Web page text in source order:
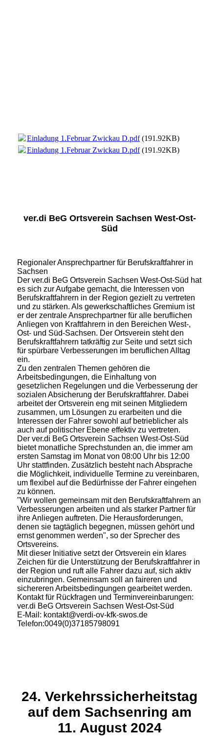
Einladung 1.Februar Zwickau D.pdf(191.92KB)
Einladung 1.Februar Zwickau D.pdf(191.92KB)
ver.di BeG Ortsverein Sachsen West-Ost-
Süd
Regionaler Ansprechpartner für Berufskraftfahrer in
Sachsen
Der ver.di BeG Ortsverein Sachsen West-Ost-Süd hat
es sich zur Aufgabe gemacht, die Interessen von
Berufskraftfahrern in der Region gezielt zu vertreten
und zu stärken. Als gewerkschaftliches Gremium ist
er der zentrale Ansprechpartner für alle beruflichen
Anliegen von Kraftfahrern in den Bereichen West-,
Ost- und Süd-Sachsen. Der Ortsverein steht den
Berufskraftfahrern tatkräftig zur Seite und setzt sich
für spürbare Verbesserungen im beruflichen Alltag
ein.
Zu den zentralen Themen gehören die
Arbeitsbedingungen, die Einhaltung von
gesetzlichen Regelungen und die Verbesserung der
sozialen Absicherung der Berufskraftfahrer. Dabei
arbeitet der Ortsverein eng mit seinen Mitgliedern
zusammen, um Lösungen zu erarbeiten und die
Interessen der Fahrer sowohl auf betrieblicher als
auch auf politischer Ebene effektiv zu vertreten.
Der ver.di BeG Ortsverein Sachsen West-Ost-Süd
bietet monatliche Sprechstunden an, die immer am
ersten Samstag im Monat von 08:00 Uhr bis 12:00
Uhr stattfinden. Zusätzlich besteht nach Absprache
die Möglichkeit, individuelle Termine zu vereinbaren,
um flexibel auf die Bedürfnisse der Fahrer eingehen
zu können.
"Wir wollen gemeinsam mit den Berufskraftfahrern an
Verbesserungen arbeiten und als starker Partner für
ihre Anliegen auftreten. Die Herausforderungen,
denen sie tagtäglich begegnen, müssen gehört und
ernst genommen werden", so der Sprecher des
Ortsvereins.
Mit dieser Initiative setzt der Ortsverein ein klares
Zeichen für die Unterstützung der Berufskraftfahrer in
der Region und ruft alle Fahrer dazu auf, sich aktiv
einzubringen. Gemeinsam soll an faireren und
sichereren Arbeitsbedingungen gearbeitet werden.
Kontakt für Rückfragen und Terminvereinbarungen:
ver.di BeG Ortsverein Sachsen West-Ost-Süd
E-Mail: kontakt@verdi-ov-kfk-swos.de
Telefon:0049(0)37185798091
24. Verkehrssicherheitstag
auf dem Sachsenring am
11. August 2024